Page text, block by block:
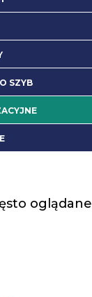
SZYB
oglądane